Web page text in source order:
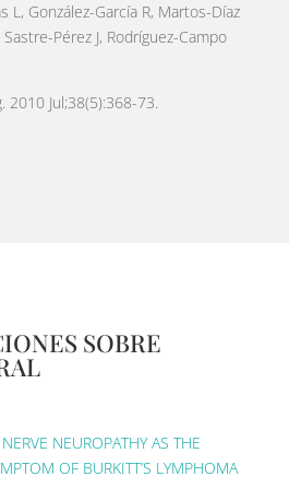
L, González-García R, Martos-Díaz
Pérez J, Rodríguez-Campo
2010 Jul;38(5):368-73.
SOBRE
NEUROPATHY AS THE
OF BURKITT’S LYMPHOMA